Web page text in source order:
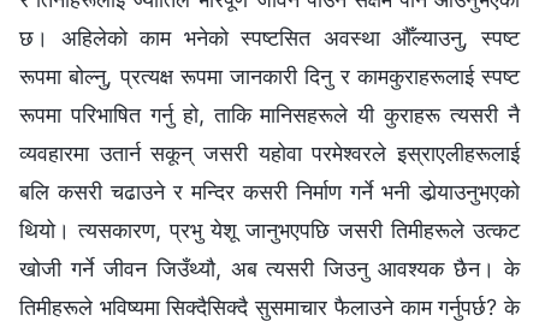
छ। अहिलेको काम भनेको स्पष्टसित अवस्था औँल्याउनु, स्पष्ट
रूपमा बोल्नु, प्रत्यक्ष रूपमा जानकारी दिनु र कामकुराहरूलाई स्पष्ट
रूपमा परिभाषित गर्नु हो, ताकि मानिसहरूले यी कुराहरू त्यसरी नै
व्यवहारमा उतार्न सकून् जसरी यहोवा परमेश्‍वरले इस्राएलीहरूलाई
बलि कसरी चढाउने र मन्दिर कसरी निर्माण गर्ने भनी डोर्‍याउनुभएको
थियो। त्यसकारण, प्रभु येशू जानुभएपछि जसरी तिमीहरूले उत्कट
खोजी गर्ने जीवन जिउँथ्यौ, अब त्यसरी जिउनु आवश्यक छैन। के
तिमीहरूले भविष्यमा सिक्दैसिक्दै सुसमाचार फैलाउने काम गर्नुपर्छ? के